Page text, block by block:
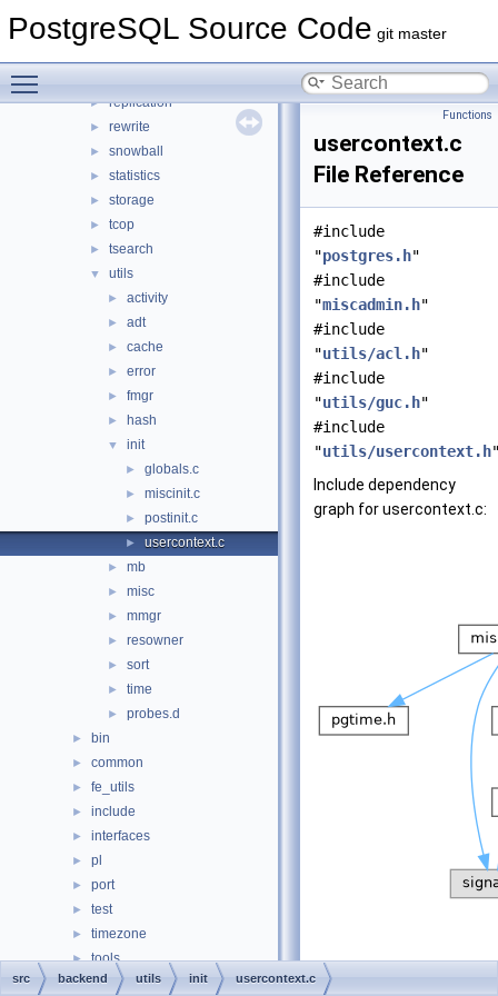
PostgreSQL Source Code git master
► port
► replication
► rewrite
► snowball
► statistics
► storage
► tcop
► tsearch
▼ utils
► activity
► adt
► cache
► error
► fmgr
► hash
▼ init
► globals.c
► miscinit.c
► postinit.c
► usercontext.c
► mb
► misc
► mmgr
► resowner
► sort
► time
► probes.d
► bin
► common
► fe_utils
► include
► interfaces
► pl
► port
► test
► timezone
► tools
► tutorial
Functions
usercontext.c
File Reference
#include
"postgres.h"
#include
"miscadmin.h"
#include
"utils/acl.h"
#include
"utils/guc.h"
#include
"utils/usercontext.h
Include dependency
graph for usercontext.c:
src backend utils init usercontext.c